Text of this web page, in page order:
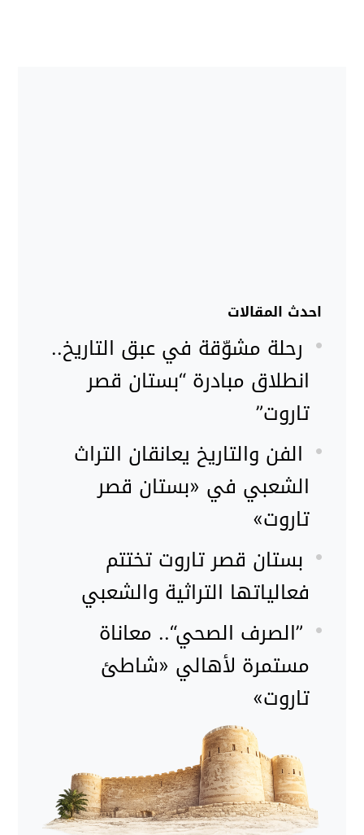
احدث المقالات
رحلة مشوّقة في عبق التاريخ..
انطلاق مبادرة “بستان قصر
تاروت”
الفن والتاريخ يعانقان التراث
الشعبي في «بستان قصر
تاروت»
بستان قصر تاروت تختتم
فعالياتها التراثية والشعبي
”الصرف الصحي“.. معاناة
مستمرة لأهالي «شاطئ
تاروت»